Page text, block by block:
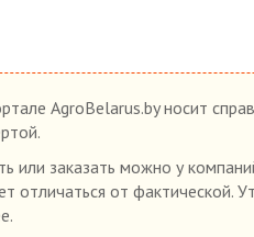
AgroBelarus.by носит
заказать можно у
отличаться от фактической.